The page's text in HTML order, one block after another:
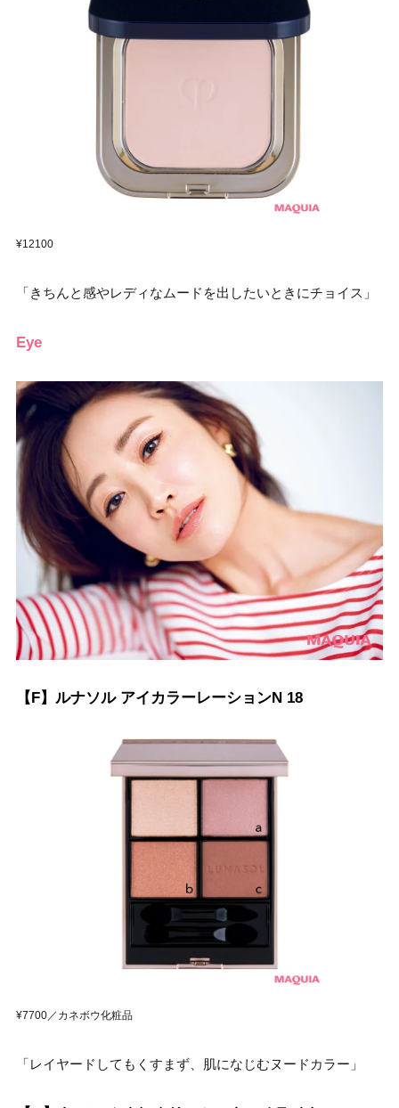
¥12100
「きちんと感やレディなムードを出したいときにチョイス」
Eye
【F】ルナソル アイカラーレーションN 18
¥7700／カネボウ化粧品
「レイヤードしてもくすまず、肌になじむヌードカラー」